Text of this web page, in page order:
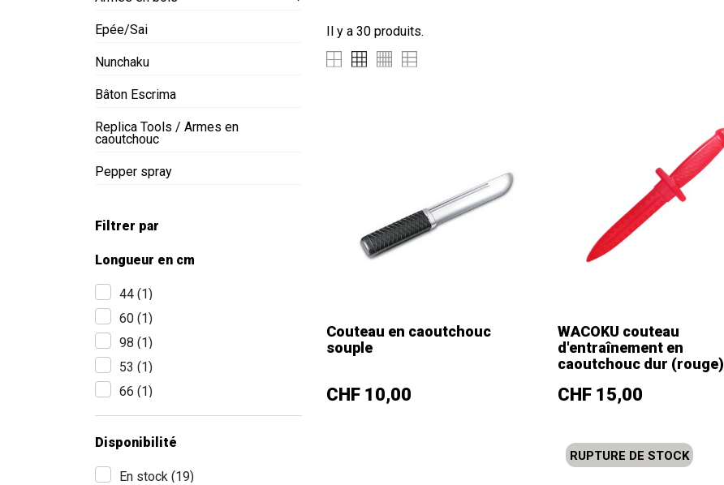
Epée/Sai
Nunchaku
Bâton Escrima
Replica Tools / Armes en
caoutchouc
Pepper spray
Filtrer par
Longueur en cm
44 (1)
60 (1)
98 (1)
53 (1)
66 (1)
Disponibilité
En stock (19)
Il y a 30 produits.
Couteau en caoutchouc
souple
Prix
CHF 10,00
WACOKU couteau
d'entraînement en
caoutchouc dur (rouge)
Prix
CHF 15,00
RUPTURE DE STOCK